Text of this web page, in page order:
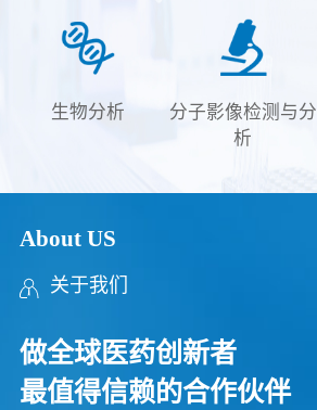
生物分析
分子影像检测与分
析
About US
关于我们
做全球医药创新者
最值得信赖的合作伙伴